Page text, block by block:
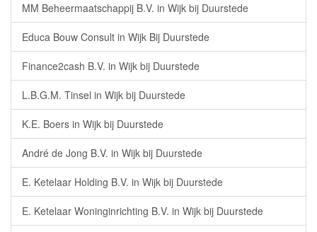
MM Beheermaatschappij B.V. in Wijk bij Duurstede
Educa Bouw Consult in Wijk Bij Duurstede
Finance2cash B.V. in Wijk bij Duurstede
L.B.G.M. Tinsel in Wijk bij Duurstede
K.E. Boers in Wijk bij Duurstede
André de Jong B.V. in Wijk bij Duurstede
E. Ketelaar Holding B.V. in Wijk bij Duurstede
E. Ketelaar Woninginrichting B.V. in Wijk bij Duurstede